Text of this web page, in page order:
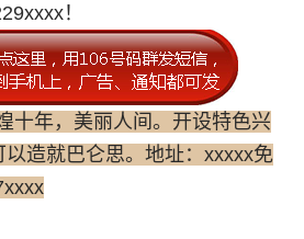
！
十年，美丽人间。开设特色兴
造就巴仑思。地址：xxxxx免